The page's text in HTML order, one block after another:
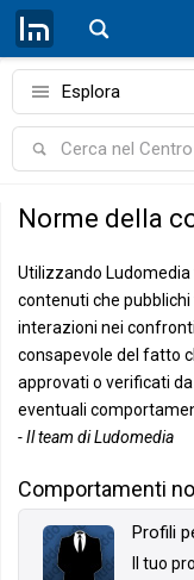
Esplora
Norme della
Utilizzando
contenuti che
interazioni nei
consapevole del fatto
approvati o verificati
eventuali
- Il team di Ludomedia
Comportamenti
Profili
Il tuo